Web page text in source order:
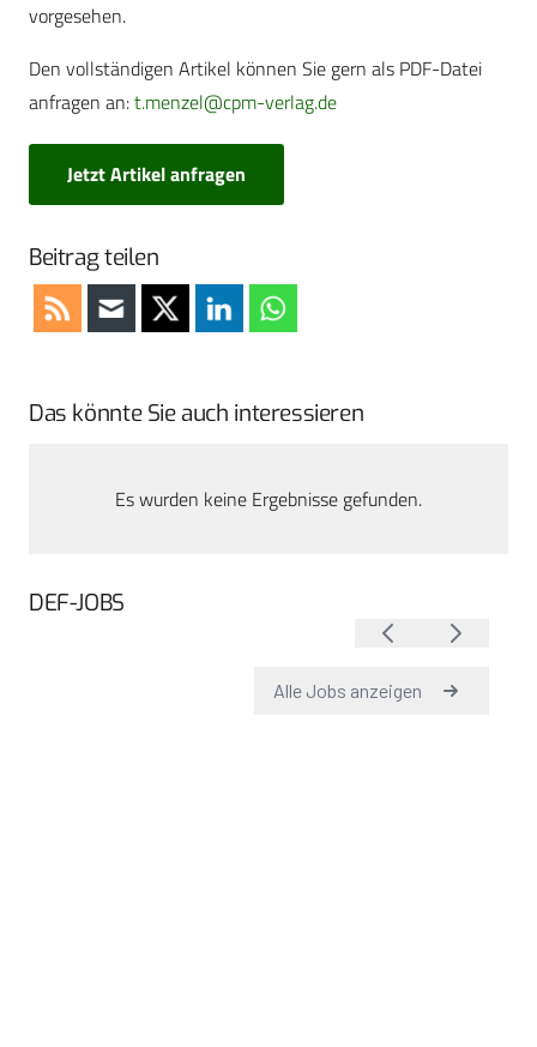
vorgesehen.
Den vollständigen Artikel können Sie gern als PDF-Datei
anfragen an:t.menzel@cpm-verlag.de
Jetzt Artikel anfragen
Beitrag teilen
Das könnte Sie auch interessieren
Es wurden keine Ergebnisse gefunden.
DEF-JOBS